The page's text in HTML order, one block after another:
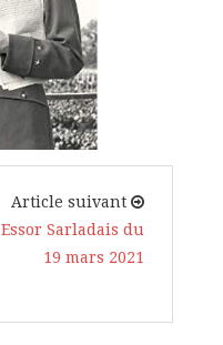
Article suivant
Essor Sarladais du
19 mars 2021